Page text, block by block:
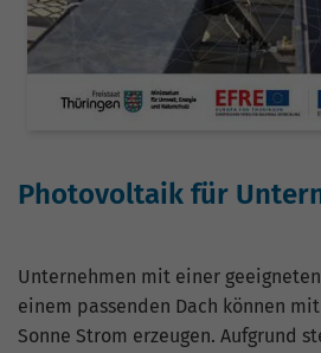
Photovoltaik für
Unternehmen mit einer
einem passenden Dach können
Sonne Strom erzeugen. Aufgrund
Zweck
gesetztes Cookie
das
eindeutige
oder der Website
bezieht. Es scheint
hohem Traffic-